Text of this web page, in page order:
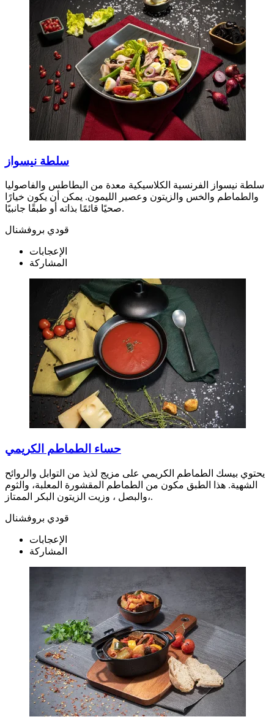
سلطة نيسواز
سلطة نيسواز الفرنسية الكلاسيكية معدة من البطاطس والفاصوليا
والطماطم والخس والزيتون وعصير الليمون. يمكن أن يكون خيارًا
صحيًا قائمًا بذاته أو طبقًا جانبيًا.
قودي بروفشنال
الإعجابات
المشاركة
حساء الطماطم الكريمي
يحتوي بيسك الطماطم الكريمي على مزيج لذيذ من التوابل والروائح
الشهية. هذا الطبق مكون من الطماطم المقشورة المعلبة، والثوم
،والبصل ، وزيت الزيتون البكر الممتاز.
قودي بروفشنال
الإعجابات
المشاركة